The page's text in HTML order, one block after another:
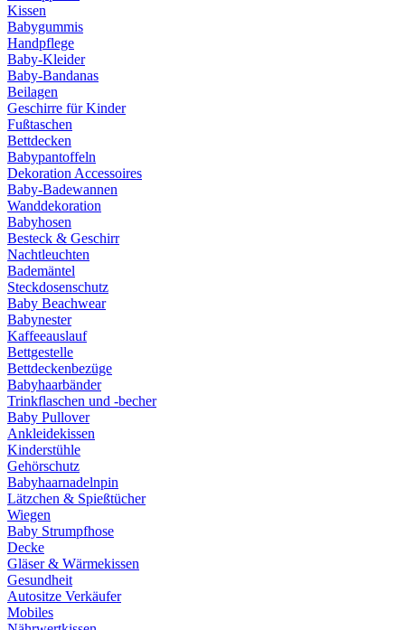
Kissen
Babygummis
Handpflege
Baby-Kleider
Baby-Bandanas
Beilagen
Geschirre für Kinder
Fußtaschen
Bettdecken
Babypantoffeln
Dekoration Accessoires
Baby-Badewannen
Wanddekoration
Babyhosen
Besteck & Geschirr
Nachtleuchten
Bademäntel
Steckdosenschutz
Baby Beachwear
Babynester
Kaffeeauslauf
Bettgestelle
Bettdeckenbezüge
Babyhaarbänder
Trinkflaschen und -becher
Baby Pullover
Ankleidekissen
Kinderstühle
Gehörschutz
Babyhaarnadelnpin
Lätzchen & Spießtücher
Wiegen
Baby Strumpfhose
Decke
Gläser & Wärmekissen
Gesundheit
Autositze Verkäufer
Mobiles